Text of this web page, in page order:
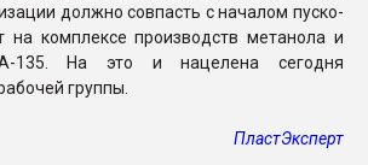
должно совпасть с началом пуско-
на комплексе производств метанола и
135. На это и нацелена сегодня
группы.
ПластЭксперт